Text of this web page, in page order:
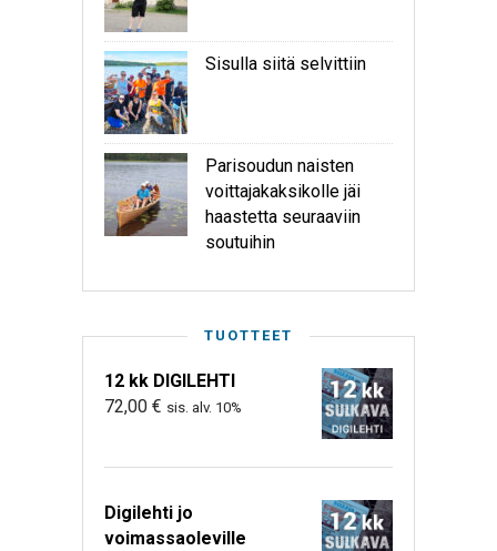
Sisulla siitä selvittiin
Parisoudun naisten
voittajakaksikolle jäi
haastetta seuraaviin
soutuihin
TUOTTEET
12 kk DIGILEHTI
72,00 € sis. alv. 10%
Digilehti jo
voimassaoleville